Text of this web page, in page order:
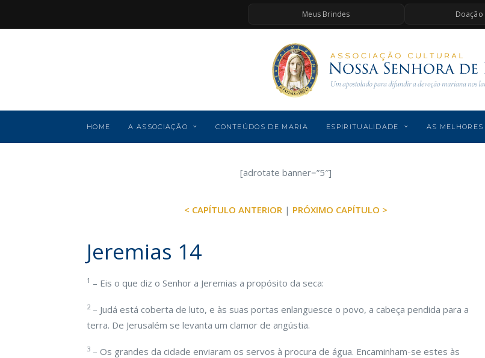
Meus Brindes Doação
HOME A ASSOCIAÇÃO CONTEÚDOS DE MARIA ESPIRITUALIDADE AS
[adrotate banner=”5″]
< CAPÍTULO ANTERIOR | PRÓXIMO CAPÍTULO >
Jeremias 14
1 – Eis o que diz o Senhor a Jeremias a propósito da seca:
2– Judá está coberta de luto, e às suas portas enlanguesce o povo, a cabeça pendida para a
terra. De Jerusalém se levanta um clamor de angústia.
3 – Os grandes da cidade enviaram os servos à procura de água. Encaminham-se estes às